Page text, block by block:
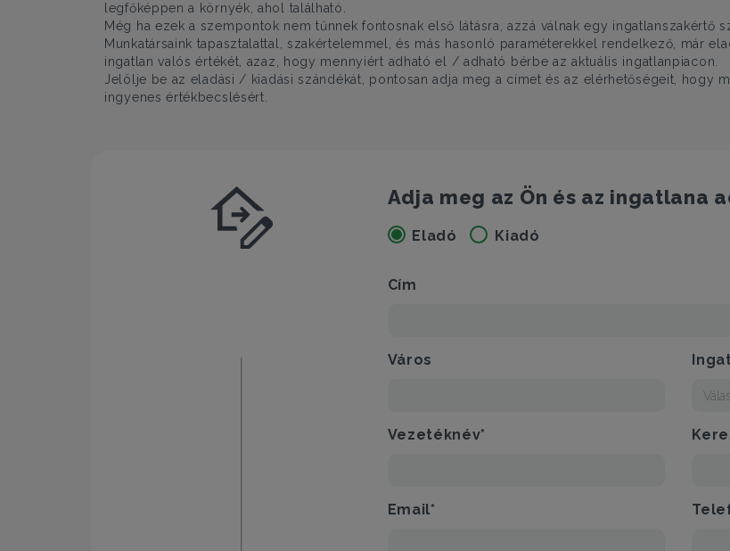
legfőképpen a környék, ahol található.
Még ha ezek a szempontok nem tűnnek fontosnak első látásra, azzá válnak egy ingatlanszakértő
Munkatársaink tapasztalattal, szakértelemmel, és más hasonló paraméterekkel rendelkező, már
ingatlan valós értékét, azaz, hogy mennyiért adható el / adható bérbe az aktuális ingatlanpiacon.
Jelölje be az eladási / kiadási szándékát, pontosan adja meg a címet és az elérhetőségeit, hogy
ingyenes értékbecslésért.
Adja meg az Ön és az ingatlana
Eladó Kiadó
Cím
Város
Vezetéknév*
Email*